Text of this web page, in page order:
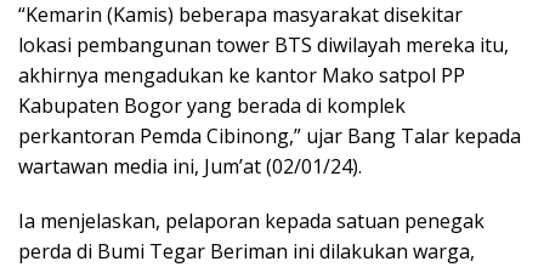
“Kemarin (Kamis) beberapa masyarakat disekitar
lokasi pembangunan tower BTS diwilayah mereka itu,
akhirnya mengadukan ke kantor Mako satpol PP
Kabupaten Bogor yang berada di komplek
perkantoran Pemda Cibinong,” ujar Bang Talar kepada
wartawan media ini, Jum’at (02/01/24).
Ia menjelaskan, pelaporan kepada satuan penegak
perda di Bumi Tegar Beriman ini dilakukan warga,